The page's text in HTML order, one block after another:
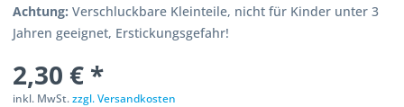
Achtung: Verschluckbare Kleinteile, nicht für Kinder unter 3
Jahren geeignet, Erstickungsgefahr!
2,30 € *
inkl. MwSt.zzgl. Versandkosten